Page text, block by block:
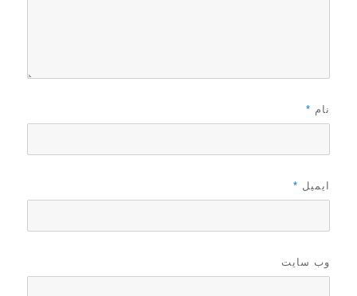
نام *
ایمیل *
وب‌ سایت